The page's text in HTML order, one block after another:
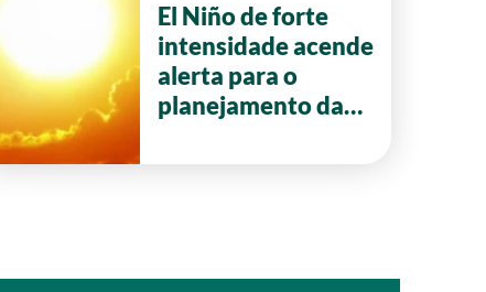
El Niño de forte
intensidade acende
alerta para o
planejamento da